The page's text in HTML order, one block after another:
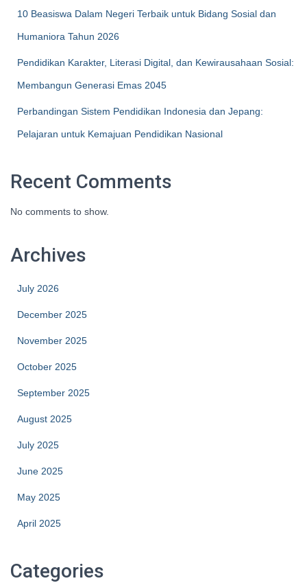
10 Beasiswa Dalam Negeri Terbaik untuk Bidang Sosial dan
Humaniora Tahun 2026
Pendidikan Karakter, Literasi Digital, dan Kewirausahaan Sosial:
Membangun Generasi Emas 2045
Perbandingan Sistem Pendidikan Indonesia dan Jepang:
Pelajaran untuk Kemajuan Pendidikan Nasional
Recent Comments
No comments to show.
Archives
July 2026
December 2025
November 2025
October 2025
September 2025
August 2025
July 2025
June 2025
May 2025
April 2025
Categories